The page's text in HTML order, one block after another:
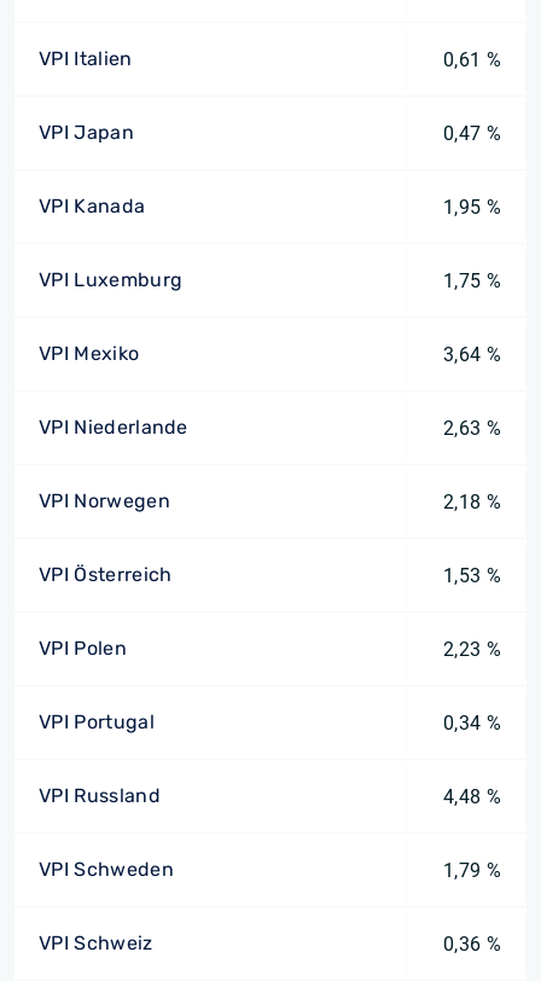
VPI Italien 0,61 %
VPI Japan 0,47 %
VPI Kanada 1,95 %
VPI Luxemburg 1,75 %
VPI Mexiko 3,64 %
VPI Niederlande 2,63 %
VPI Norwegen 2,18 %
VPI Österreich 1,53 %
VPI Polen 2,23 %
VPI Portugal 0,34 %
VPI Russland 4,48 %
VPI Schweden 1,79 %
VPI Schweiz 0,36 %